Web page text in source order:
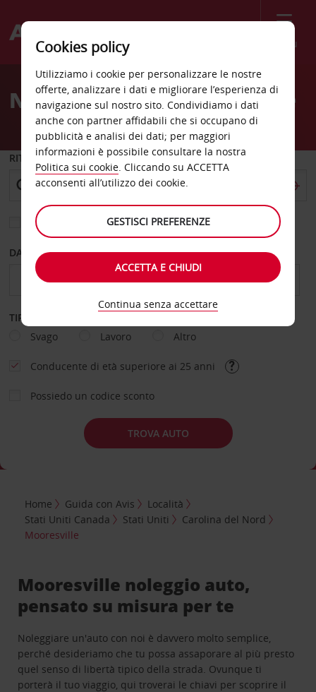
Menù
Welcome
AvisNoleggio auto Mooresville
RITIRO DA
Scegli una località di riconsegna diversa
DAL GIORNO AL GIORNO
TIPOLOGIA DI NOLEGGIO
Svago
Lavoro Altro
Conducente di età superiore ai 25 anni
Possiedo un codice sconto
TROVA AUTO
Home Guida con Avis
Località
Stati Uniti Canada
Stati Uniti
Carolina del Nord
Mooresville
Mooresville noleggio auto,
pensato su misura per te
Noleggiare un'auto con noi è davvero molto semplice,
perché desideriamo che tu possa assaporare al più presto
quel senso di libertà tipico della strada. Ovunque ti
porterà il tuo viaggio, qui troverai le chiavi per scoprire il
Cookies policy
Utilizziamo i cookie per personalizzare le nostre
offerte, analizzare i dati e migliorare l’esperienza di
navigazione sul nostro sito. Condividiamo i dati
anche con partner affidabili che si occupano di
pubblicità e analisi dei dati; per maggiori
informazioni è possibile consultare la nostra
Politica sui cookie. Cliccando su ACCETTA
acconsenti all’utilizzo dei cookie.
GESTISCI PREFERENZE
ACCETTA E CHIUDI
Continua senza accettare